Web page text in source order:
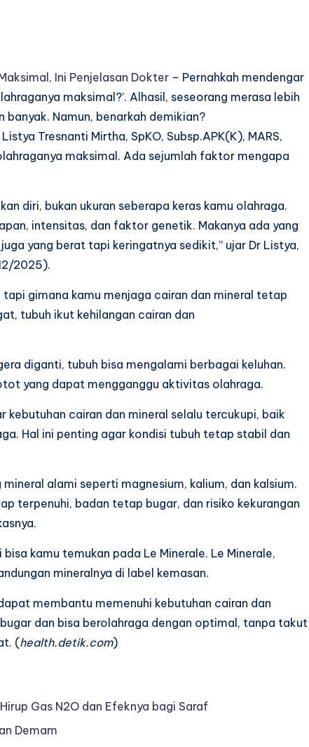
Ini Penjelasan Dokter – Pernahkah mendengar
maksimal?’. Alhasil, seseorang merasa lebih
banyak. Namun, benarkah demikian?
Tresnanti Mirtha, SpKO, Subsp.APK(K), MARS,
maksimal. Ada sejumlah faktor mengapa
diri, bukan ukuran seberapa keras kamu olahraga.
intensitas, dan faktor genetik. Makanya ada yang
yang berat tapi keringatnya sedikit,” ujar Dr Listya,
2025).
gimana kamu menjaga cairan dan mineral tetap
tubuh ikut kehilangan cairan dan
diganti, tubuh bisa mengalami berbagai keluhan.
yang dapat mengganggu aktivitas olahraga.
kebutuhan cairan dan mineral selalu tercukupi, baik
Hal ini penting agar kondisi tubuh tetap stabil dan
alami seperti magnesium, kalium, dan kalsium.
terpenuhi, badan tetap bugar, dan risiko kekurangan
kamu temukan pada Le Minerale. Le Minerale,
mineralnya di label kemasan.
membantu memenuhi kebutuhan cairan dan
dan bisa berolahraga dengan optimal, tanpa takut
(health.detik.com)
Gas N2O dan Efeknya bagi Saraf
Demam